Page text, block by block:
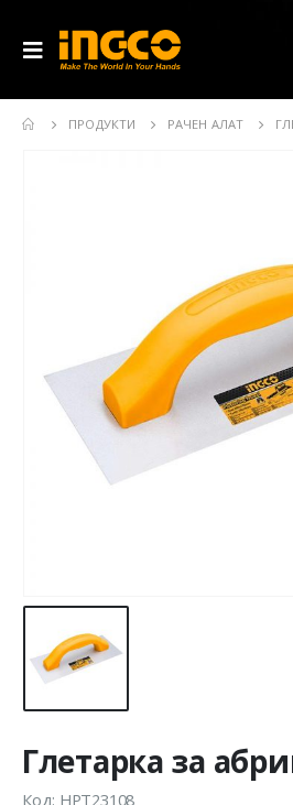
ПРОДУКТИ РАЧЕН АЛАТ
Глетарка за
Код: HPT23108